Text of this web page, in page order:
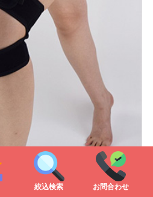
絞込検索 お問合わせ